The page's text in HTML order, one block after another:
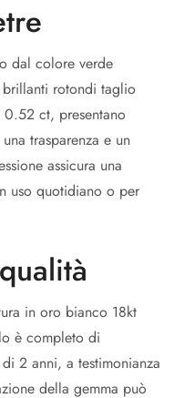
dal colore verde
rotondi taglio
ct, presentano
trasparenza e un
assicura una
uso quotidiano o per
in oro bianco 18kt
è completo di
2 anni, a testimonianza
della gemma può